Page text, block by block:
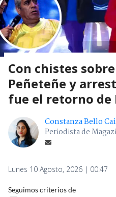
Con chistes
Peñeteñe y
fue el retorno
Constanza Bello
Periodista de
Lunes 10 Agosto, 2026 | 00:47
Seguimos criterios de